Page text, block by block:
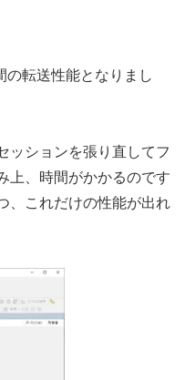
転送性能となりまし
ッションを張り直してフ
上、時間がかかるのです
、これだけの性能が出れ